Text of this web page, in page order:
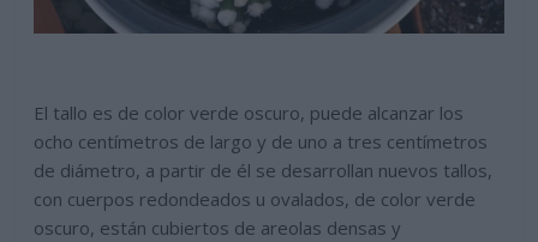
El tallo es de color verde oscuro, puede alcanzar los
ocho centímetros de largo y de uno a tres centímetros
de diámetro, a partir de él se desarrollan nuevos tallos,
con cuerpos redondeados u ovalados, de color verde
oscuro, están cubiertos de areolas densas y